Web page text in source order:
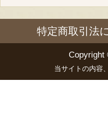
特定商取引法
Copyright
当サイトの内容